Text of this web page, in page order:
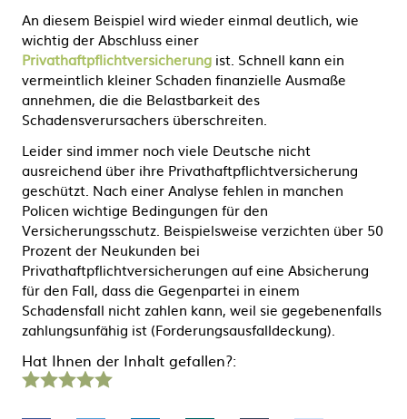
An diesem Beispiel wird wieder einmal deutlich, wie
wichtig der Abschluss einer
Privathaftpflichtversicherung ist. Schnell kann ein
vermeintlich kleiner Schaden finanzielle Ausmaße
annehmen, die die Belastbarkeit des
Schadensverursachers überschreiten.
Leider sind immer noch viele Deutsche nicht
ausreichend über ihre Privathaftpflichtversicherung
geschützt. Nach einer Analyse fehlen in manchen
Policen wichtige Bedingungen für den
Versicherungsschutz. Beispielsweise verzichten über 50
Prozent der Neukunden bei
Privathaftpflichtversicherungen auf eine Absicherung
für den Fall, dass die Gegenpartei in einem
Schadensfall nicht zahlen kann, weil sie gegebenenfalls
zahlungsunfähig ist (Forderungsausfalldeckung).
Hat Ihnen der Inhalt gefallen?:
Stern Sterne Sterne Sterne Sterne